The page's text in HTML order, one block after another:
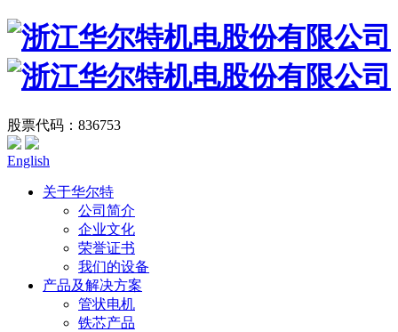
股票代码：836753
English
关于华尔特
公司简介
企业文化
荣誉证书
我们的设备
产品及解决方案
管状电机
铁芯产品